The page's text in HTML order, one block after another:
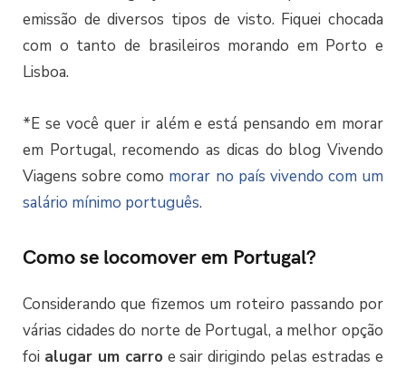
emissão de diversos tipos de visto. Fiquei chocada
com o tanto de brasileiros morando em Porto e
Lisboa.
*E se você quer ir além e está pensando em morar
em Portugal, recomendo as dicas do blog Vivendo
Viagens sobre como morar no país vivendo com um
salário mínimo português.
Como se locomover em Portugal?
Considerando que fizemos um roteiro passando por
várias cidades do norte de Portugal, a melhor opção
foi alugar um carro e sair dirigindo pelas estradas e